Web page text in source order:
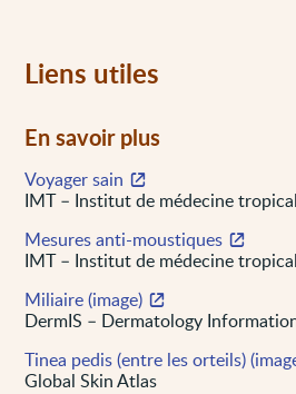
Liens utiles
En savoir plus
Voyager sain
IMT – Institut de médecine
Mesures anti-moustiques
IMT – Institut de médecine
Miliaire (image)
DermIS – Dermatology
Tinea pedis (entre les orteils)
Global Skin Atlas